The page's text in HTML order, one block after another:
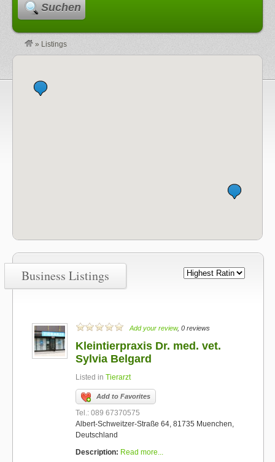
Suchen
» Listings
Business Listings
Add your review, 0 reviews
Kleintierpraxis Dr. med. vet.
Sylvia Belgard
Listed in Tierarzt
Add to Favorites
Tel.: 089 67370575
Albert-Schweitzer-Straße 64, 81735 Muenchen,
Deutschland
Description: Read more...